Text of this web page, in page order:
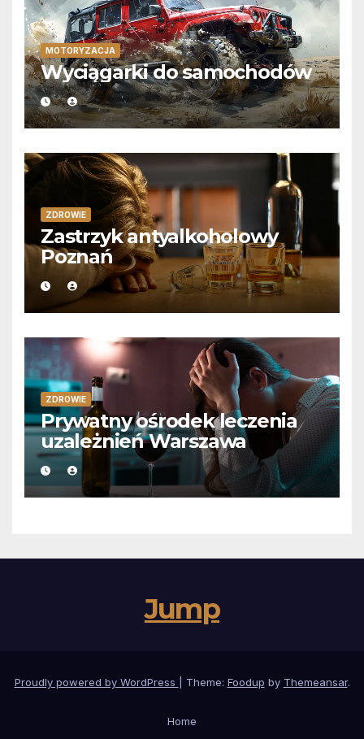
MOTORYZACJA
Wyciągarki do samochodów
ZDROWIE
Zastrzyk antyalkoholowy
Poznań
ZDROWIE
Prywatny ośrodek leczenia
uzależnień Warszawa
Jump
Proudly powered by WordPress Theme: Foodup by Themeansar.
Home